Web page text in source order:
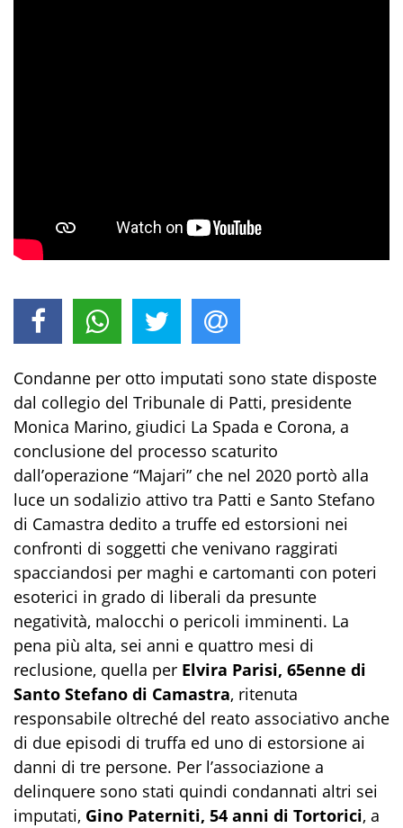
Condanne per otto imputati sono state disposte
dal collegio del Tribunale di Patti, presidente
Monica Marino, giudici La Spada e Corona, a
conclusione del processo scaturito
dall’operazione “Majari” che nel 2020 portò alla
luce un sodalizio attivo tra Patti e Santo Stefano
di Camastra dedito a truffe ed estorsioni nei
confronti di soggetti che venivano raggirati
spacciandosi per maghi e cartomanti con poteri
esoterici in grado di liberali da presunte
negatività, malocchi o pericoli imminenti. La
pena più alta, sei anni e quattro mesi di
reclusione, quella per Elvira Parisi, 65enne di
Santo Stefano di Camastra, ritenuta
responsabile oltreché del reato associativo anche
di due episodi di truffa ed uno di estorsione ai
danni di tre persone. Per l’associazione a
delinquere sono stati quindi condannati altri sei
imputati, Gino Paterniti, 54 anni di Tortorici, a